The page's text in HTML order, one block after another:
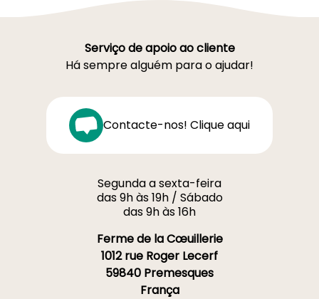
Serviço de apoio ao cliente
Há sempre alguém para o ajudar!
Contacte-nos! Clique aqui
Segunda a sexta-feira
das 9h às 19h / Sábado
das 9h às 16h
Ferme de la Cœuillerie
1012 rue Roger Lecerf
59840 Premesques
França